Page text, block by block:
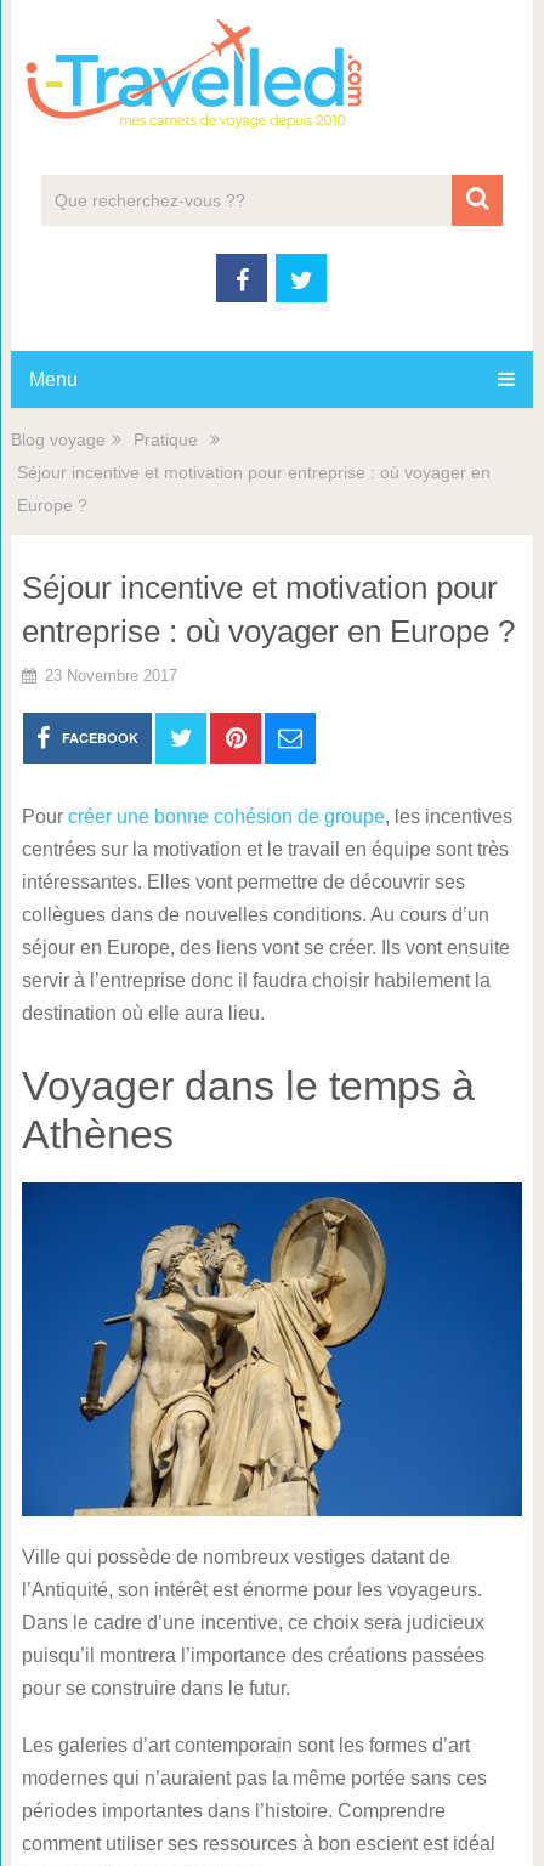
Menu
Blog voyage
Pratique
Séjour incentive et motivation pour entreprise : où voyager en
Europe ?
Séjour incentive et motivation pour
entreprise : où voyager en Europe ?
23 Novembre 2017
FACEBOOK
Pour créer une bonne cohésion de groupe, les incentives
centrées sur la motivation et le travail en équipe sont très
intéressantes. Elles vont permettre de découvrir ses
collègues dans de nouvelles conditions. Au cours d’un
séjour en Europe, des liens vont se créer. Ils vont ensuite
servir à l’entreprise donc il faudra choisir habilement la
destination où elle aura lieu.
Voyager dans le temps à
Athènes
Ville qui possède de nombreux vestiges datant de
l’Antiquité, son intérêt est énorme pour les voyageurs.
Dans le cadre d’une incentive, ce choix sera judicieux
puisqu’il montrera l’importance des créations passées
pour se construire dans le futur.
Les galeries d’art contemporain sont les formes d’art
modernes qui n’auraient pas la même portée sans ces
périodes importantes dans l’histoire. Comprendre
comment utiliser ses ressources à bon escient est idéal